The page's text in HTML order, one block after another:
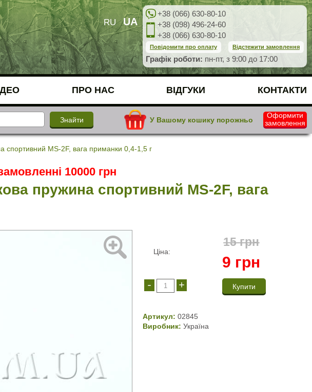
+38 (066) 630-80-10
+38 (098) 496-24-60
+38 (066) 630-80-10
Повідомити про оплату Відстежити замовлення
Графік роботи: пн-пт, з 9:00 до 17:00
RU UA
ПРО НАС ВІДГУКИ КОНТАКТИ
У Вашому кошику порожньо
Оформити
замовлення
спортивний МЅ-2F, вага приманки 0,4-1,5 г
10000 грн
пружина спортивний МЅ-2F, вага
Ціна:
15 грн
9 грн
- +
Артикул: 02845
Виробник: Україна